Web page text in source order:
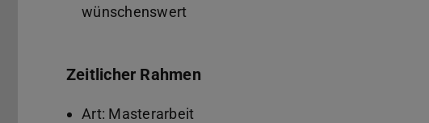
wünschenswert
Zeitlicher Rahmen
Art: Masterarbeit